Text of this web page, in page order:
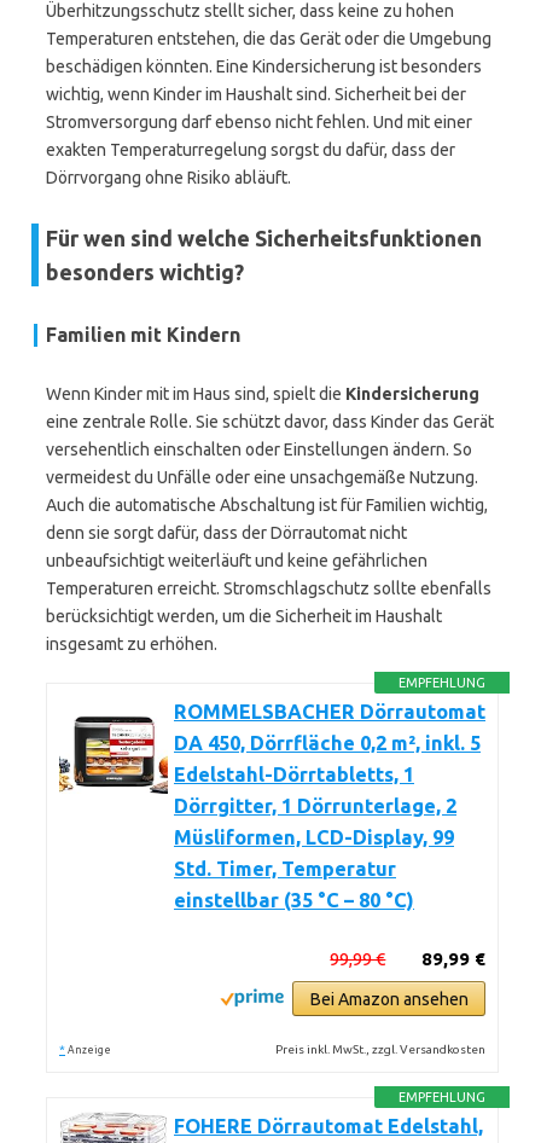
Überhitzungsschutz stellt sicher, dass keine zu hohen
Temperaturen entstehen, die das Gerät oder die Umgebung
beschädigen könnten. Eine Kindersicherung ist besonders
wichtig, wenn Kinder im Haushalt sind. Sicherheit bei der
Stromversorgung darf ebenso nicht fehlen. Und mit einer
exakten Temperaturregelung sorgst du dafür, dass der
Dörrvorgang ohne Risiko abläuft.
Für wen sind welche Sicherheitsfunktionen
besonders wichtig?
Familien mit Kindern
Wenn Kinder mit im Haus sind, spielt die Kindersicherung
eine zentrale Rolle. Sie schützt davor, dass Kinder das Gerät
versehentlich einschalten oder Einstellungen ändern. So
vermeidest du Unfälle oder eine unsachgemäße Nutzung.
Auch die automatische Abschaltung ist für Familien wichtig,
denn sie sorgt dafür, dass der Dörrautomat nicht
unbeaufsichtigt weiterläuft und keine gefährlichen
Temperaturen erreicht. Stromschlagschutz sollte ebenfalls
berücksichtigt werden, um die Sicherheit im Haushalt
insgesamt zu erhöhen.
EMPFEHLUNG
ROMMELSBACHER Dörrautomat
DA 450, Dörrfläche 0,2 m², inkl. 5
Edelstahl-Dörrtabletts, 1
Dörrgitter, 1 Dörrunterlage, 2
Müsliformen, LCD-Display, 99
Std. Timer, Temperatur
einstellbar (35 °C – 80 °C)
89,99 €
99,99 €
Bei Amazon ansehen
* Anzeige Preis inkl. MwSt., zzgl. Versandkosten
EMPFEHLUNG
FOHERE Dörrautomat Edelstahl,